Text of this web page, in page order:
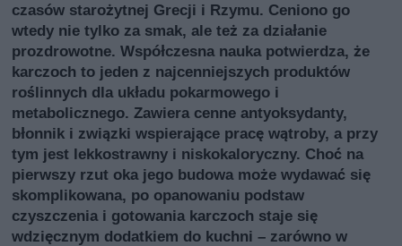
czasów starożytnej Grecji i Rzymu. Ceniono go
wtedy nie tylko za smak, ale też za działanie
prozdrowotne. Współczesna nauka potwierdza, że
karczoch to jeden z najcenniejszych produktów
roślinnych dla układu pokarmowego i
metabolicznego. Zawiera cenne antyoksydanty,
błonnik i związki wspierające pracę wątroby, a przy
tym jest lekkostrawny i niskokaloryczny. Choć na
pierwszy rzut oka jego budowa może wydawać się
skomplikowana, po opanowaniu podstaw
czyszczenia i gotowania karczoch staje się
wdzięcznym dodatkiem do kuchni – zarówno w